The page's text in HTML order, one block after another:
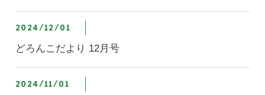
2024/12/01
どろんこだより 12月号
2024/11/01